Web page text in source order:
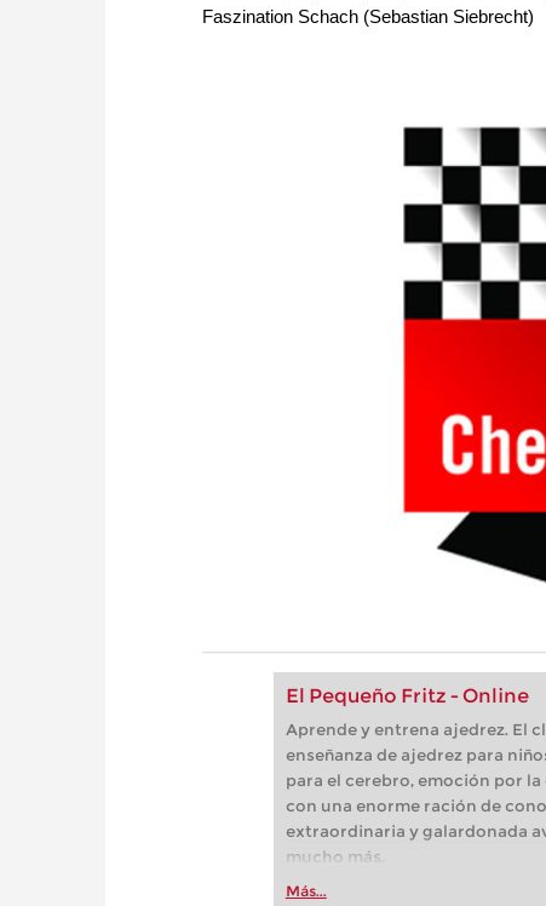
Faszination Schach (Sebastian Siebrecht)
El Pequeño Fritz - Online
Aprende y entrena ajedrez. El
enseñanza de ajedrez para
para el cerebro, emoción por
con una enorme ración de
extraordinaria y galardonada
mucho más.
Más...